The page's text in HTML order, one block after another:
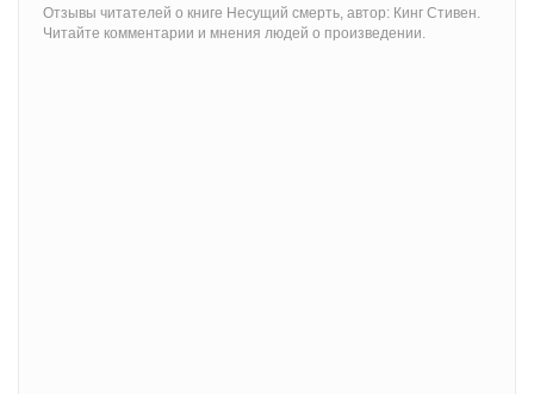
Отзывы читателей о книге Несущий смерть, автор: Кинг Стивен.
Читайте комментарии и мнения людей о произведении.